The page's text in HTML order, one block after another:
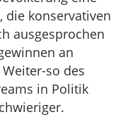
die konservativen
ausgesprochen
an
so des
in Politik